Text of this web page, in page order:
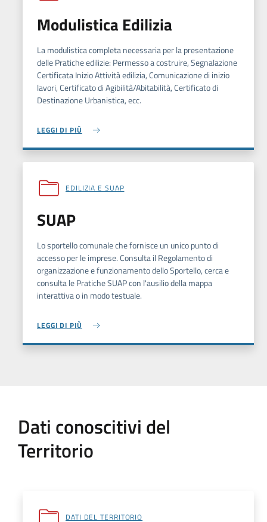
Modulistica Edilizia
La modulistica completa necessaria per la presentazione
delle Pratiche edilizie: Permesso a costruire, Segnalazione
Certificata Inizio Attività edilizia, Comunicazione di inizio
lavori, Certificato di Agibilità/Abitabilità, Certificato di
Destinazione Urbanistica, ecc.
LEGGI DI PIÙ
EDILIZIA E SUAP
SUAP
Lo sportello comunale che fornisce un unico punto di
accesso per le imprese. Consulta il Regolamento di
organizzazione e funzionamento dello Sportello, cerca e
consulta le Pratiche SUAP con l'ausilio della mappa
interattiva o in modo testuale.
LEGGI DI PIÙ
Dati conoscitivi del
Territorio
DATI DEL TERRITORIO